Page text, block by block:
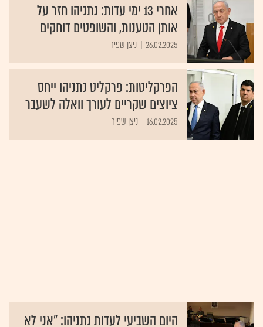
אחרי 13 ימי עדות: נתניהו חזר על
אותן הטענות, והשופטים דוחקים
26.02.2025 ניצן שפיר
הפרקליטות: פרקליט נתניהו ייחס
ציוצים שקריים לעורך וואלה לשעבר
16.02.2025 ניצן שפיר
היום השביעי לעדות נתניהו: "אני לא